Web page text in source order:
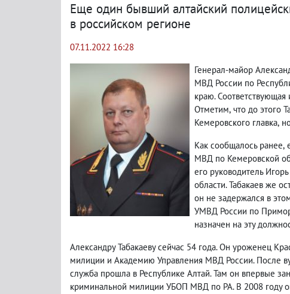
Еще один бывший алтайский
в российском регионе
07.11.2022 16:28
Генерал-майор
МВД России по
краю.
Отметим, что до этого
Кемеровского главка,
Как сообщалось ранее,
МВД по Кемеровской
его руководитель
области. Табакаев же
он не задержался в
УМВД России по
назначен на эту
Александру Табакаеву сейчас 54 года. Он уроженец
милиции и Академию Управления МВД России. После
служба прошла в Республике Алтай. Там он впервые
криминальной милиции УБОП МВД по РА. В 2008 году